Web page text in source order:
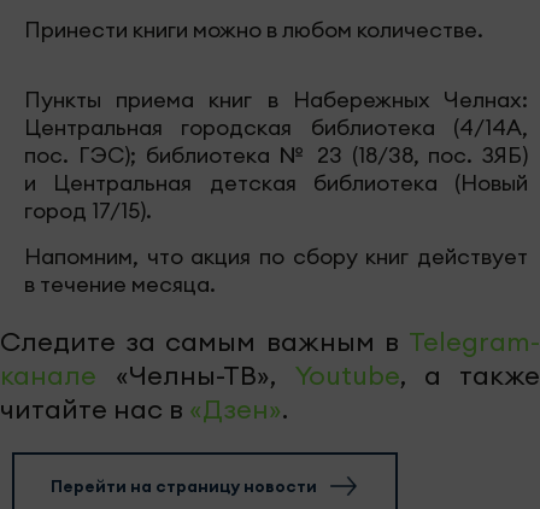
Принести книги можно в любом количестве.
Пункты приема книг в Набережных Челнах:
Центральная городская библиотека (4/14А,
пос. ГЭС); библиотека № 23 (18/38, пос. ЗЯБ)
и Центральная детская библиотека (Новый
город 17/15).
Напомним, что акция по сбору книг действует
в течение месяца.
Следите за самым важным в Telegram-
канале «Челны-ТВ», Youtube, а также
читайте нас в «Дзен».
Перейти на страницу новости